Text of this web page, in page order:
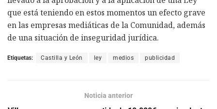
que está teniendo en estos momentos un efecto grave
en las empresas mediáticas de la Comunidad, además
de una situación de inseguridad jurídica.
Etiquetas: Castilla y León ley medios publicidad
Noticia anterior